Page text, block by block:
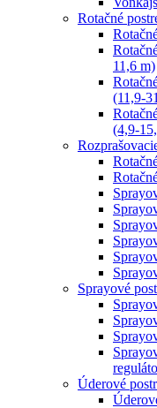
Rotačné
11,6 m)
(11,9-
(4,9-
Sprayové
Úderové